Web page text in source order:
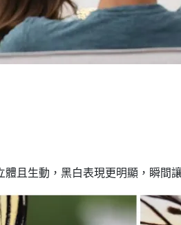
且生動，黑白表現更明顯，瞬間